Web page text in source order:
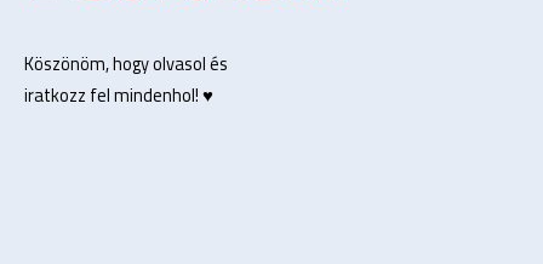
Köszönöm, hogy olvasol és
iratkozz fel mindenhol! ♥️